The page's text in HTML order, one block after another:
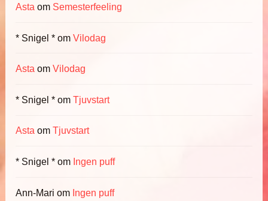
Asta om Semesterfeeling
* Snigel * omVilodag
Asta omVilodag
* Snigel * omTjuvstart
Asta omTjuvstart
* Snigel * om Ingen puff
Ann-Mari om Ingen puff